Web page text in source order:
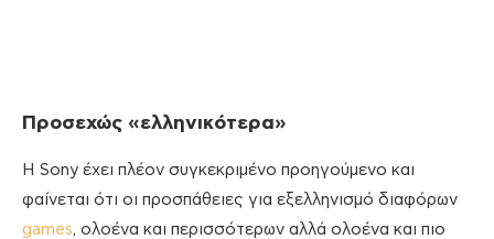
Προσεχώς «ελληνικότερα»
Η Sony έχει πλέον συγκεκριμένο προηγούμενο και
φαίνεται ότι οι προσπάθειες για εξελληνισμό διαφόρων
games, ολοένα και περισσότερων αλλά ολοένα και πιο